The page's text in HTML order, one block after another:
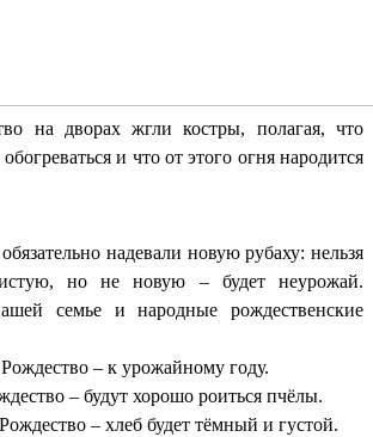
дворах жгли костры, полагая, что
и что от этого огня народится
надевали новую рубаху: нельзя
но не новую – будет неурожай.
семье и народные рождественские
– к урожайному году.
– будут хорошо роиться пчёлы.
– хлеб будет тёмный и густой.